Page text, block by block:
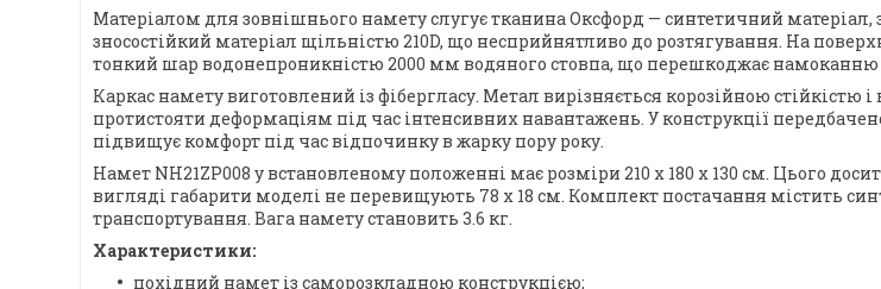
Матеріалом для зовнішнього намету слугує тканина Оксфорд — синтетичний
зносостійкий матеріал щільністю 210D, що несприйнятливо до розтягування. На
тонкий шар водонепроникністю 2000 мм водяного стовпа, що перешкоджає намоканню
Каркас намету виготовлений із фібергласу. Метал вирізняється корозійною
протистояти деформаціям під час інтенсивних навантажень. У конструкції
підвищує комфорт під час відпочинку в жарку пору року.
Намет NH21ZP008 у встановленому положенні має розміри 210 x 180 x 130 см. Цього
вигляді габарити моделі не перевищують 78 х 18 см. Комплект постачання містить
транспортування. Вага намету становить 3.6 кг.
Характеристики:
похідний намет із саморозкладною конструкцією;